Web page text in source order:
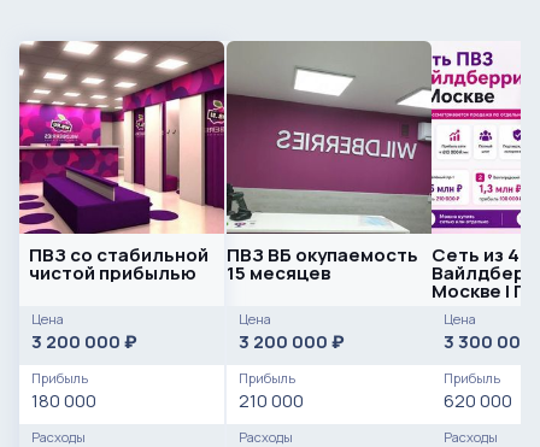
ПВЗ со стабильной
чистой прибылью
Цена
3 200 000 ₽
Прибыль
180 000
Расходы
ПВЗ ВБ окупаемость
15 месяцев
Цена
3 200 000 ₽
Прибыль
210 000
Расходы
Сеть из 4
Москве |
610 000 ₽
Цена
3 300 000
Прибыль
620 000
Расходы